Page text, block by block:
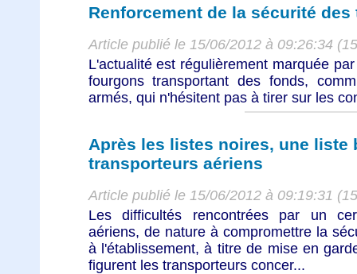
Renforcement de la sécurité
Article publié le 15/06/2012 à 09:26:34
L'actualité est régulièrement marquée
fourgons transportant des fonds,
armés, qui n'hésitent pas à tirer sur les
Après les listes noires, une liste
transporteurs aériens
Article publié le 15/06/2012 à 09:19:31
Les difficultés rencontrées par un
aériens, de nature à compromettre la
à l'établissement, à titre de mise en
figurent les transporteurs concer...